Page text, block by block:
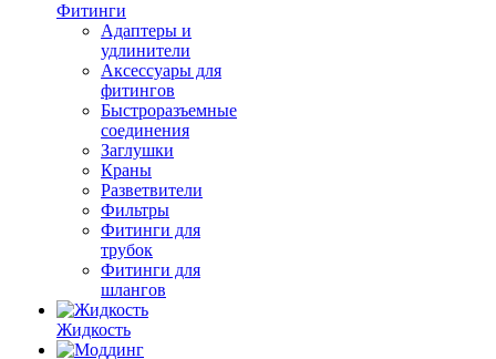
Фитинги
Адаптеры и
удлинители
Аксессуары для
фитингов
Быстроразъемные
соединения
Заглушки
Краны
Разветвители
Фильтры
Фитинги для
трубок
Фитинги для
шлангов
Жидкость